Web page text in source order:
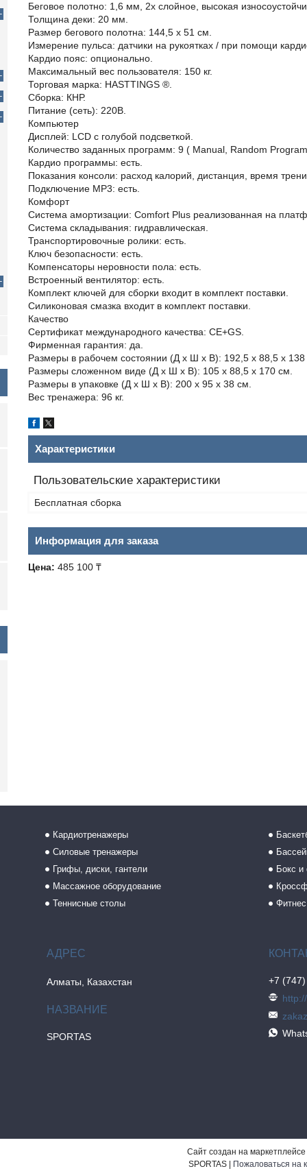
Беговое полотно: 1,6 мм, 2х слойное, высокая
Толщина деки: 20 мм.
Размер бегового полотна: 144,5 х 51 см.
Измерение пульса: датчики на рукоятках / при помощи
Кардио пояс: опционально.
Максимальный вес пользователя: 150 кг.
Торговая марка: HASTTINGS ®.
Сборка: КНР.
Питание (сеть): 220В.
Компьютер
Дисплей: LCD с голубой подсветкой.
Количество заданных программ: 9 ( Manual, Random
Кардио программы: есть.
Показания консоли: расход калорий, дистанция, время
Подключение MP3: есть.
Комфорт
Система амортизации: Comfort Plus реализованная на
Система складывания: гидравлическая.
Транспортировочные ролики: есть.
Ключ безопасности: есть.
Компенсаторы неровности пола: есть.
Встроенный вентилятор: есть.
Комплект ключей для сборки входит в комплект поставки.
Силиконовая смазка входит в комплект поставки.
Качество
Сертификат международного качества: CE+GS.
Фирменная гарантия: да.
Размеры в рабочем состоянии (Д х Ш х В): 192,5 х 88,5 х 138
Размеры сложенном виде (Д х Ш х В): 105 х 88,5 х 170 см.
Размеры в упаковке (Д х Ш х В): 200 х 95 х 38 см.
Вес тренажера: 96 кг.
Характеристики
Пользовательские характеристики
Бесплатная сборка
Информация для заказа
Цена: 485 100 ₸
Кардиотренажеры
Силовые тренажеры
Грифы, диски, гантели
Массажное оборудование
Теннисные столы
Бокс и
Алматы, Казахстан
SPORTAS
+7
Сайт создан на маркетплейсе
Пожаловаться на